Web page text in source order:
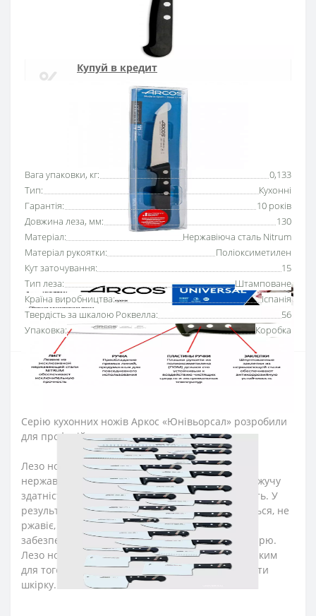
Вага упаковки, кг:
0,133
Тип:
Кухонні
Гарантія:
10 років
Довжина леза, мм:
130
Матеріал:
Нержавіюча сталь Nitrum
Матеріал рукоятки:
Поліоксиметилен
Кут заточування:
15
Тип леза:
Штамповане
Країна виробництва:
Іспанія
Твердість за шкалою Роквелла:
56
Упаковка:
Коробка
Гарантія якості
10 років гарантія на ножі
Купуй в кредит
Оплата частинами або миттєва розстрочка
від ПриватБанку
іж кухонний 130 мм серії «Юнівьорсал» Аркос
Серію кухонних ножів Аркос «Юнівьорсал» розробили
для професійного та домашнього використання.
Лезо ножа для кухні виготовили з ексклюзивної
нержавіючої сталі NITRUM, що має надвисоку ріжучу
здатність, підвищену твердість та корозостійкість. У
результаті лезо ножа аркос довго не затуплюється, не
ржавіє, тому виріб має довгий термін служби,
забезпечуючи економічну ефективність інвентарю.
Лезо ножа кухонного виготовили тонким та гнучким
для того, щоб легко було обійти кістки та видаляти
шкірку.